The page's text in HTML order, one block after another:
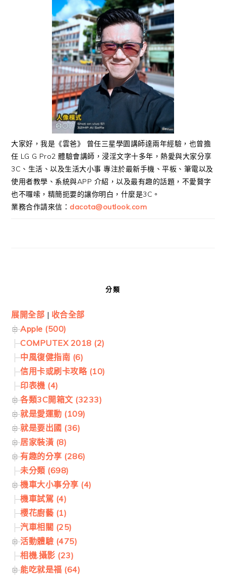
大家好，我是《雲爸》 曾任三星學園講師達兩年經驗，也曾擔
任 LG G Pro2 體驗會講師，浸淫文字十多年，熱愛與大家分享
3C、生活、以及生活大小事 專注於最新手機、平板、筆電以及
使用者教學、系統與APP 介紹，以及最有趣的話題，不愛贅字
也不囉嗦，精簡扼要的讓你明白，什麼是3C。
業務合作請來信： dacota@outlook.com
分類
展開全部 | 收合全部
Apple (500)
COMPUTEX 2018 (2)
中風復健指南 (6)
信用卡或刷卡攻略 (10)
印表機 (4)
各類3C開箱文 (3233)
就是愛運動 (109)
就是要出國 (36)
居家裝潢 (8)
有趣的分享 (286)
未分類 (698)
機車大小事分享 (4)
機車試駕 (4)
櫻花廚藝 (1)
汽車相關 (25)
活動體驗 (475)
相機.攝影 (23)
能吃就是福 (64)